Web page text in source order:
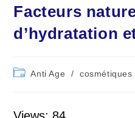
Facteurs
d’hydratation
PostAnti Age / cosmétiques